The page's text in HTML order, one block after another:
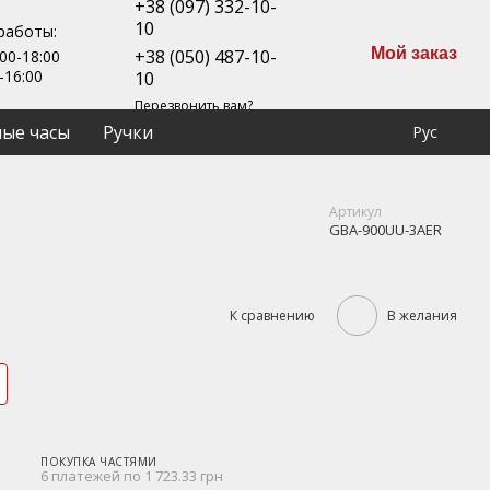
18:00
+38 (097) 332-10-
10
+38 (050) 487-10-
10
Перезвонить вам?
Мой заказ
часы Ручки Рус
Артикул
GBA-900UU-3AER
К сравнению В желания
ПОКУПКА ЧАСТЯМИ
6 платежей по 1 723.33 грн